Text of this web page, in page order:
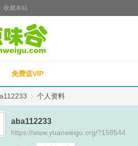
收藏本站
免费送VIP
个人资料
aba112233
https://www.yuanweigu.org/?158544